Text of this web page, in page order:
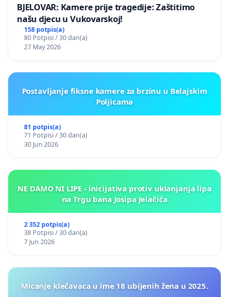
BJELOVAR: Kamere prije tragedije: Zaštitimo
našu djecu u Vukovarskoj!
158 potpis(a)
80 Potpisi / 30 dan(a)
27 May 2026
Postavljanje fiksne kamere za brzinu u Belajskim
Poljicama
81 potpis(a)
71 Potpisi / 30 dan(a)
30 Jun 2026
NE DAMO NI LIPE - inicijativa protiv uklanjanja lipa
na Trgu bana Josipa Jelačića
2 352 potpis(a)
38 Potpisi / 30 dan(a)
7 Jun 2026
Micanje klečavaca u ime 18 ubijenih žena u 2025.